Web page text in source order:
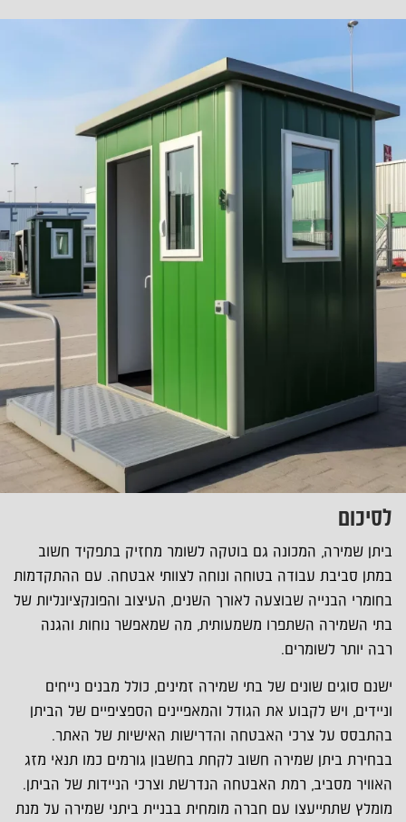
לסיכום
ביתן שמירה, המכונה גם בוטקה לשומר מחזיק בתפקיד חשוב
במתן סביבת עבודה בטוחה ונוחה לצוותי אבטחה. עם ההתקדמות
בחומרי הבנייה שבוצעה לאורך השנים, העיצוב והפונקציונליות של
בתי השמירה השתפרו משמעותית, מה שמאפשר נוחות והגנה
רבה יותר לשומרים.
ישנם סוגים שונים של בתי שמירה זמינים, כולל מבנים נייחים
וניידים, ויש לקבוע את הגודל והמאפיינים הספציפיים של הביתן
בהתבסס על צרכי האבטחה והדרישות האישיות של האתר.
בבחירת ביתן שמירה חשוב לקחת בחשבון גורמים כמו תנאי מזג
האוויר מסביב, רמת האבטחה הנדרשת וצרכי הניידות של הביתן.
מומלץ שתתייעצו עם חברה מומחית בבניית ביתני שמירה על מנת